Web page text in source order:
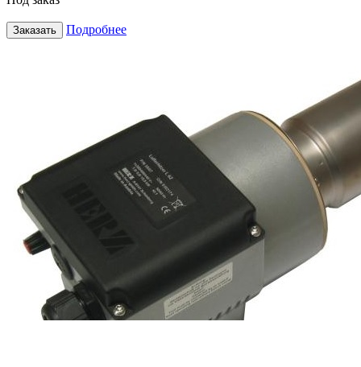
Заказать Подробнее